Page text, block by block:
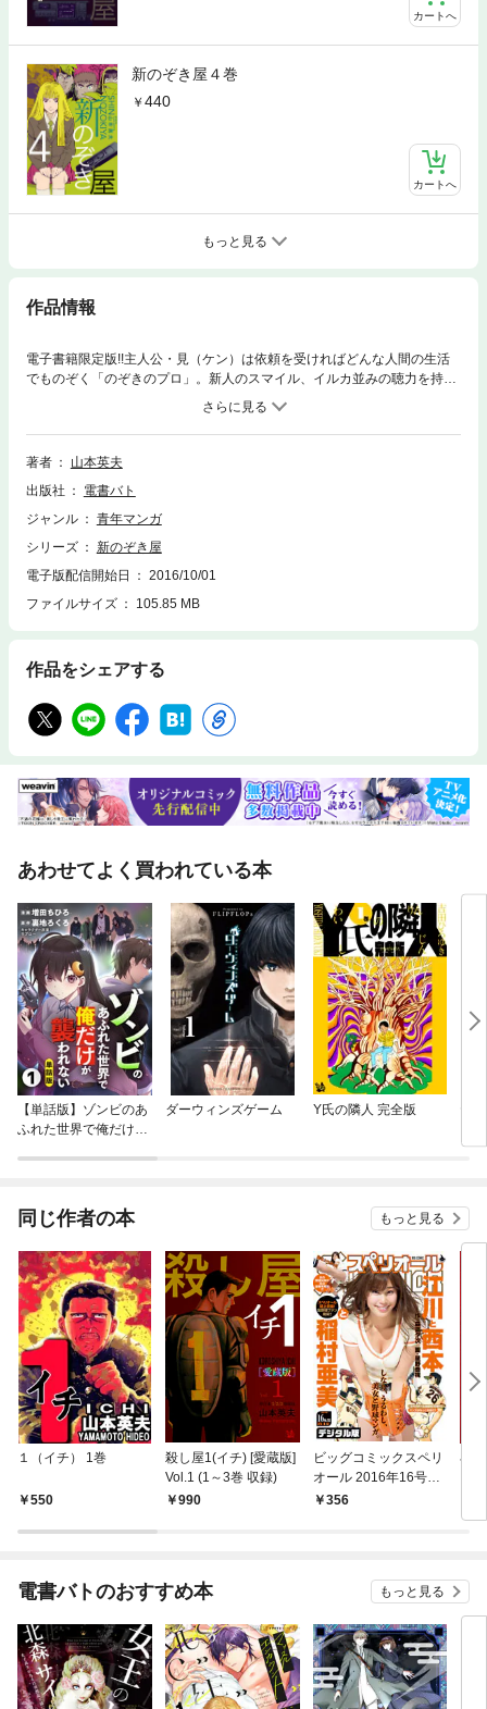
カートへ
新のぞき屋４巻
440
カートへ
もっと見る
作品情報
電子書籍限定版!!主人公・見（ケン）は依頼を受ければどんな人間の生活
でものぞく「のぞきのプロ」。新人のスマイル、イルカ並みの聴力を持つ
聴（チョウ）と共に舞い込む難事件を解決してく。ある日、見（ケン）の
元に高見沢と名乗る男から「高校生の娘・レイカを覗いて欲しい」という
依頼が来た。レイカにはある秘密があった…奇才・山本英夫の大ヒット
作!!人間の深淵をのぞけ!!
著者
山本英夫
出版社
電書バト
ジャンル
青年マンガ
シリーズ
新のぞき屋
電子版配信開始日
2016/10/01
ファイルサイズ
105.85 MB
作品をシェアする
あわせてよく買われている本
【単話版】ゾンビのあ
ふれた世界で俺だけが
ダーウィンズゲーム Y氏の隣人 完全版
同じ作者の本 もっと見る
１（イチ） 1巻
550
殺し屋1(イチ) [愛蔵版]
Vol.1 (1～3巻 収録)
990
ビッグコミックスペリ
オール 2016年16号
（2016年7月22日発
356
小
電書バトのおすすめ本 もっと見る